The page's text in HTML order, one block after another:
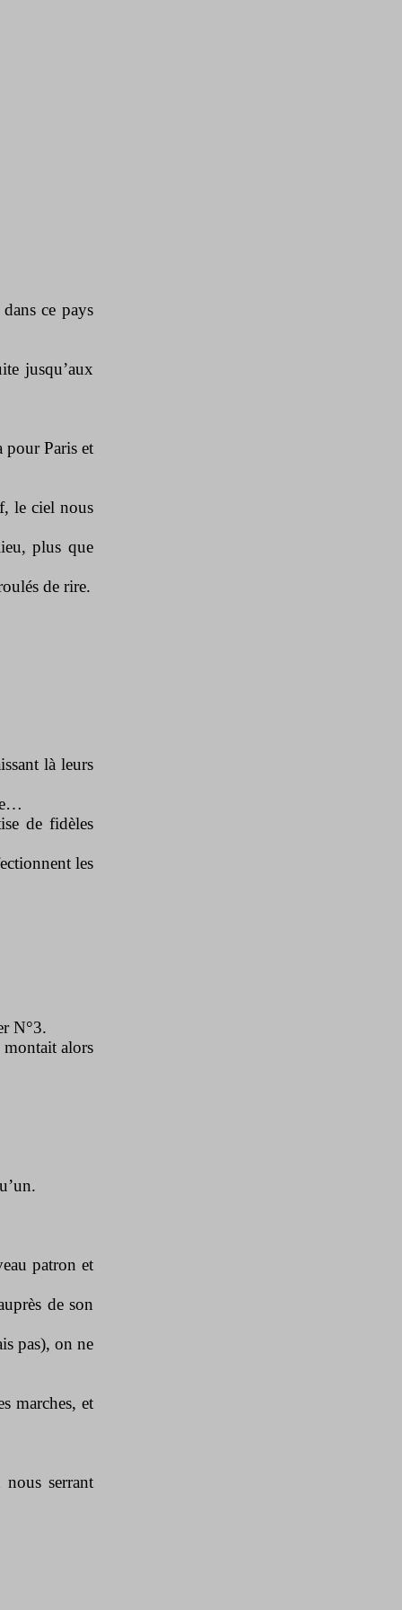
ce pays
jusqu’aux
pour Paris et
le ciel nous
plus que
de rire.
là leurs
de fidèles
les
N°3.
montait alors
patron et
de son
pas), on ne
marches, et
serrant